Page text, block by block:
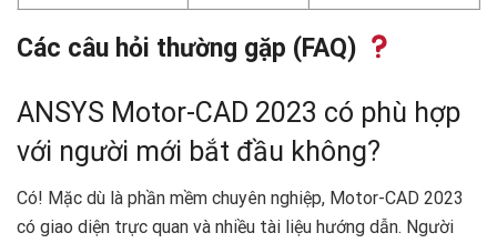
Các câu hỏi thường gặp (FAQ)
ANSYS Motor-CAD 2023 có phù hợp
với người mới bắt đầu không?
Có! Mặc dù là phần mềm chuyên nghiệp, Motor-CAD 2023
có giao diện trực quan và nhiều tài liệu hướng dẫn. Người